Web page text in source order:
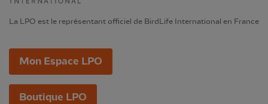
La LPO est le représentant officiel de BirdLife International en France
Mon Espace LPO
Boutique LPO